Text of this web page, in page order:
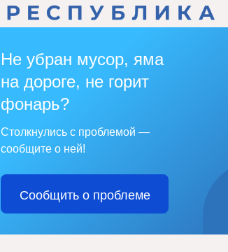
Не убран мусор, яма
на дороге, не горит
фонарь?
Столкнулись с проблемой —
сообщите о ней!
Сообщить о проблеме